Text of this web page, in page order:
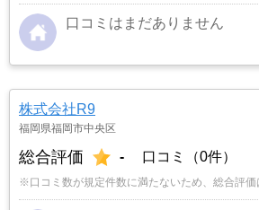
口コミはまだありません
株式会社R9
福岡県福岡市中央区
総合評価 - 口コミ（0件）
※口コミ数が規定件数に満たないため、総合評価